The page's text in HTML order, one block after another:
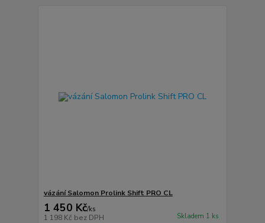
vázání Salomon Prolink Shift PRO CL
1 450 Kč/ks
1 198 Kč bez DPH Skladem 1 ks